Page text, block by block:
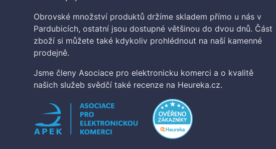
Obrovské množství produktů držíme skladem přímo u nás v
Pardubicích, ostatní jsou dostupné většinou do dvou dnů. Část
zboží si můžete také kdykoliv prohlédnout na naší kamenné
prodejně.
Jsme členy Asociace pro elektronicku komerci a o kvalitě
našich služeb svědčí také recenze na Heureka.cz.